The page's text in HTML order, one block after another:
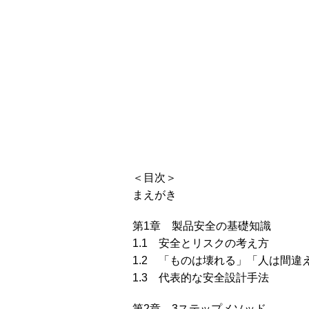
＜目次＞
まえがき
第1章 製品安全の基礎知識
1.1 安全とリスクの考え方
1.2 「ものは壊れる」「人は間違
1.3 代表的な安全設計手法